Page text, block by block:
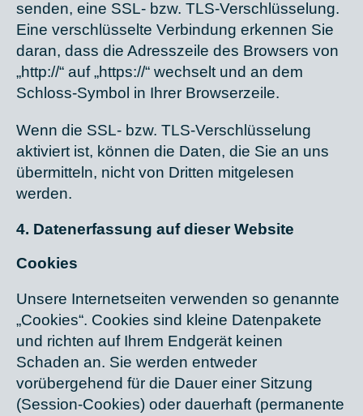
senden, eine SSL- bzw. TLS-Verschlüsselung.
Eine verschlüsselte Verbindung erkennen Sie
daran, dass die Adresszeile des Browsers von
„http://“ auf „https://“ wechselt und an dem
Schloss-Symbol in Ihrer Browserzeile.
Wenn die SSL- bzw. TLS-Verschlüsselung
aktiviert ist, können die Daten, die Sie an uns
übermitteln, nicht von Dritten mitgelesen
werden.
4. Datenerfassung auf dieser Website
Cookies
Unsere Internetseiten verwenden so genannte
„Cookies“. Cookies sind kleine Datenpakete
und richten auf Ihrem Endgerät keinen
Schaden an. Sie werden entweder
vorübergehend für die Dauer einer Sitzung
(Session-Cookies) oder dauerhaft (permanente